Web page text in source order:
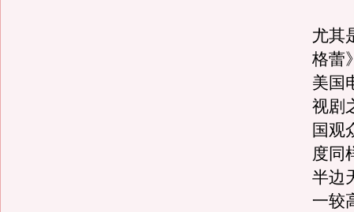
尤其
格蕾
美国
视剧
国观
度同
半边
一较